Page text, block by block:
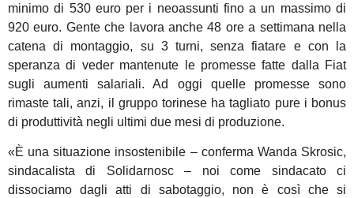
minimo di 530 euro per i neoassunti fino a un massimo di
920 euro. Gente che lavora anche 48 ore a settimana nella
catena di montaggio, su 3 turni, senza fiatare e con la
speranza di veder mantenute le promesse fatte dalla Fiat
sugli aumenti salariali. Ad oggi quelle promesse sono
rimaste tali, anzi, il gruppo torinese ha tagliato pure i bonus
di produttività negli ultimi due mesi di produzione.
«È una situazione insostenibile – conferma Wanda Skrosic,
sindacalista di Solidarnosc – noi come sindacato ci
dissociamo dagli atti di sabotaggio, non è così che si